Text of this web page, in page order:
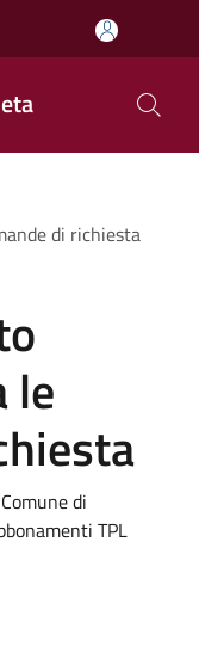
di richiesta
le
di
TPL